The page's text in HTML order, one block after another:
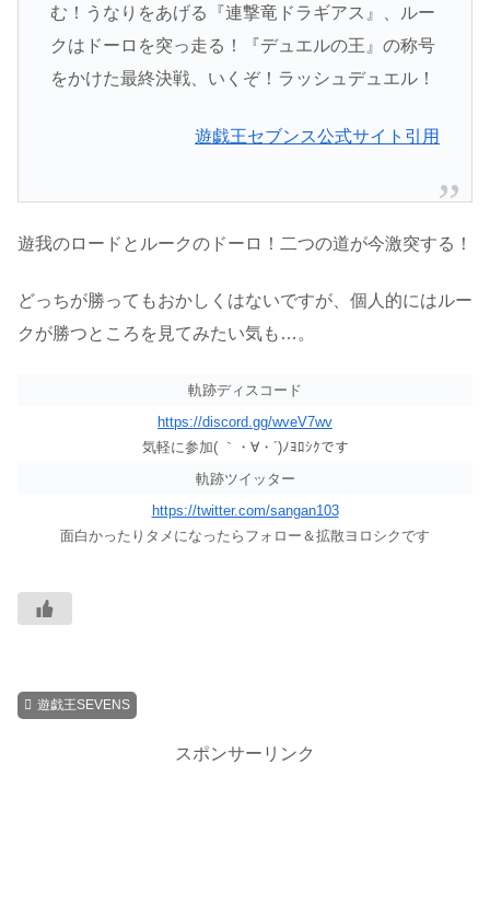
む！うなりをあげる『連撃竜ドラギアス』、ルー
クはドーロを突っ走る！『デュエルの王』の称号
をかけた最終決戦、いくぞ！ラッシュデュエル！
遊戯王セブンス公式サイト引用
遊我のロードとルークのドーロ！二つの道が今激突する！
どっちが勝ってもおかしくはないですが、個人的にはルー
クが勝つところを見てみたい気も…。
軌跡ディスコード
https://discord.gg/wveV7wv
気軽に参加( ｀・∀・´)ﾉﾖﾛｼｸです
軌跡ツイッター
https://twitter.com/sangan103
面白かったりタメになったらフォロー＆拡散ヨロシクです
遊戯王SEVENS
スポンサーリンク